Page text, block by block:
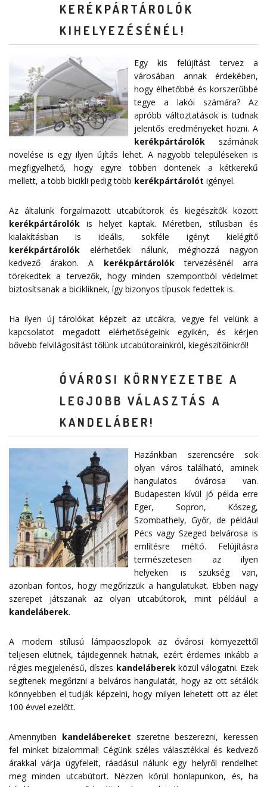
KERÉKPÁRTÁROLÓK
KIHELYEZÉSÉNÉL!
Egy kis felújítást tervez a
városában annak érdekében,
hogy élhetőbbé és korszerűbbé
tegye a lakói számára? Az
apróbb változtatások is tudnak
jelentős eredményeket hozni. A
kerékpártárolók számának
növelése is egy ilyen újítás lehet. A nagyobb településeken is
megfigyelhető, hogy egyre többen döntenek a kétkerekű
mellett, a több bicikli pedig több kerékpártárolót igényel.
Az általunk forgalmazott utcabútorok és kiegészítők között
kerékpártárolók is helyet kaptak. Méretben, stílusban és
kialakításban is ideális, sokféle igényt kielégítő
kerékpártárolók elérhetőek nálunk, méghozzá nagyon
kedvező árakon. A kerékpártárolóktervezésénél arra
törekedtek a tervezők, hogy minden szempontból védelmet
biztosítsanak a bicikliknek, így bizonyos típusok fedettek is.
Ha ilyen új tárolókat képzelt az utcákra, vegye fel velünk a
kapcsolatot megadottelérhetőségeink egyikén, és kérjen
bővebb felvilágosítást tőlünk utcabútorainkról, kiegészítőinkről!
ÓVÁROSI KÖRNYEZETBE A
LEGJOBB VÁLASZTÁS A
KANDELÁBER!
Hazánkban szerencsére sok
olyan város található, aminek
hangulatos óvárosa van.
Budapesten kívül jó példa erre
Eger, Sopron, Kőszeg,
Szombathely, Győr, de például
Pécs vagy Szeged belvárosa is
említésre méltó. Felújításra
természetesen az ilyen
helyeken is szükség van,
azonban fontos, hogy megőrizzük a hangulatukat. Ebben nagy
szerepet játszanak az olyan utcabútorok, mint például a
kandeláberek.
A modern stílusú lámpaoszlopok az óvárosi környezettől
teljesen elütnek, tájidegennek hatnak, ezért érdemes inkább a
régies megjelenésű, díszes kandeláberekközül válogatni. Ezek
segítenek megőrizni a belváros hangulatát, hogy az ott sétálók
könnyebben el tudják képzelni, hogy milyen lehetett ott az élet
100 évvel ezelőtt.
Amennyiben kandelábereket szeretne beszerezni, keressen
fel minket bizalommal! Cégünk széles választékkal és kedvező
árakkal várja ügyfeleit, ráadásul nálunk egy helyről rendelhet
meg minden utcabútort. Nézzen körül honlapunkon, és, ha